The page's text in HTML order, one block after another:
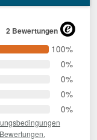
2 Bewertungen
100%
0%
0%
0%
0%